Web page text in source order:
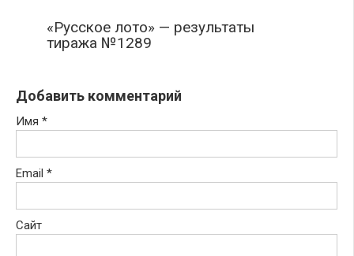
«Русское лото» — результаты
тиража №1289
Добавить комментарий
Имя *
Email *
Сайт